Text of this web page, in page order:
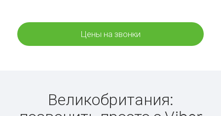
Цены на звонки
Великобритания: